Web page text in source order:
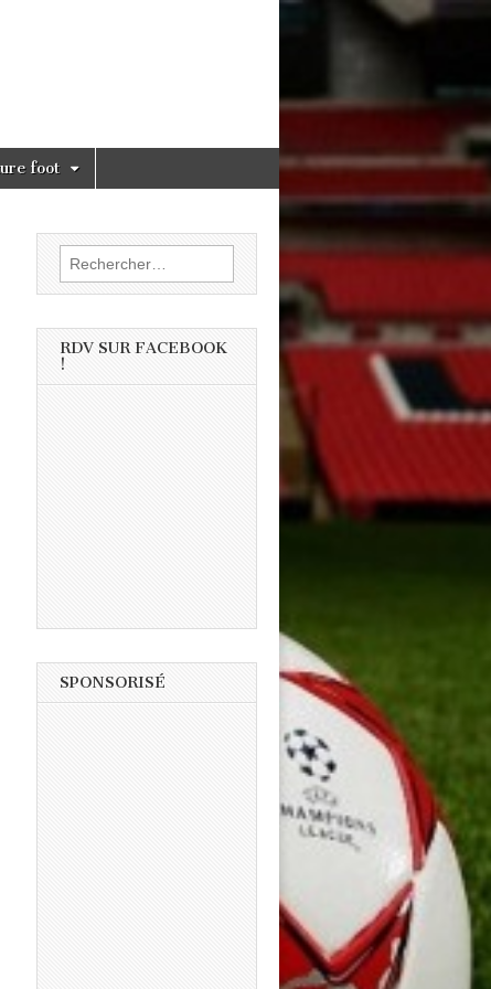
foot
Rechercher :
RDV SUR FACEBOOK
!
SPONSORISÉ